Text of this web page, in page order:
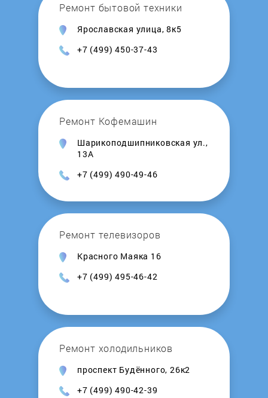
Immergas
Intois
Junker
Kedr
Kentatsu
Kerona
Kirovskiy zavod
Kiturami
Ремонт бытовой техники
Ярославская улица, 8к5
+7 (499) 450-37-43
Ремонт Кофемашин
Шарикоподшипниковская ул.,
13А
+7 (499) 490-49-46
Ремонт телевизоров
Красного Маяка 16
+7 (499) 495-46-42
Ремонт холодильников
проспект Будённого, 26к2
+7 (499) 490-42-39